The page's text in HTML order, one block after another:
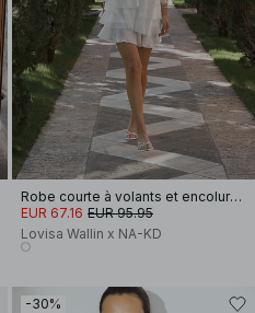
Robe courte à volants et encolure en V
EUR 67.16 EUR 95.95
Lovisa Wallin x NA-KD
-30%